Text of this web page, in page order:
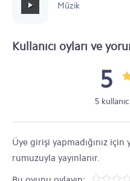
Müzik
Kullanıcı oyları ve
5
5
Üye girişi yapmadığınız
rumuzuyla yayınlanır.